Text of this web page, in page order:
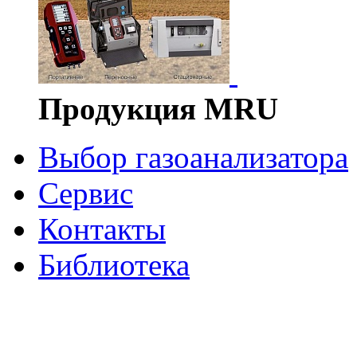
Продукция MRU
Выбор газоанализатора
Сервис
Контакты
Библиотека